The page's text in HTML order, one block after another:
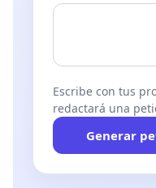
Escribe con tus
redactará una
Generar